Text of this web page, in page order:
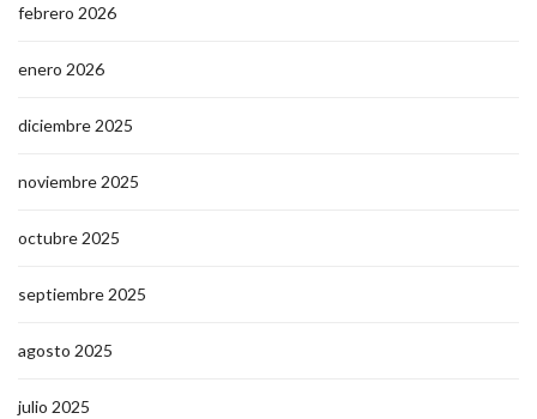
febrero 2026
enero 2026
diciembre 2025
noviembre 2025
octubre 2025
septiembre 2025
agosto 2025
julio 2025